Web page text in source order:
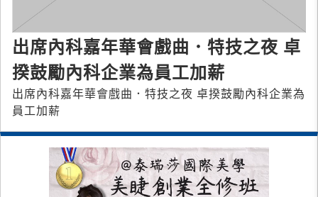
出席內科嘉年華會戲曲．特技之夜 卓
揆鼓勵內科企業為員工加薪
出席內科嘉年華會戲曲．特技之夜 卓揆鼓勵內科企業為
員工加薪